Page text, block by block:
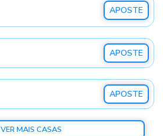
APOSTE
APOSTE
APOSTE
VER MAIS CASAS